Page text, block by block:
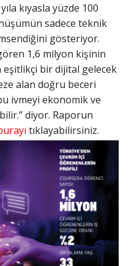
kıyasla yüzde 100
sadece teknik
gösteriyor.
1,6 milyon kişinin
eşitlikçi bir dijital gelecek
alan doğru beceri
ivmeyi ekonomik ve
diyor. Raporun
tıklayabilirsiniz.